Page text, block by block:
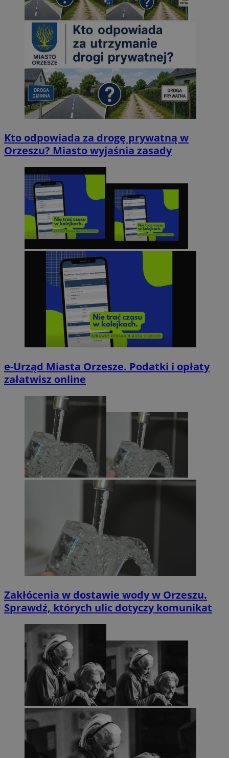
Kto odpowiada za drogę prywatną w
Orzeszu? Miasto wyjaśnia zasady
e-Urząd Miasta Orzesze. Podatki i opłaty
załatwisz online
Zakłócenia w dostawie wody w Orzeszu.
Sprawdź, których ulic dotyczy komunikat